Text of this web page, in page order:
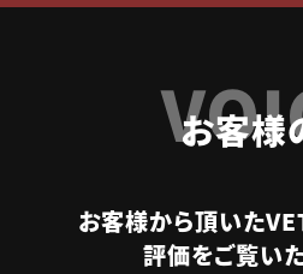
お客様
お客様から頂いた
評価をご覧い